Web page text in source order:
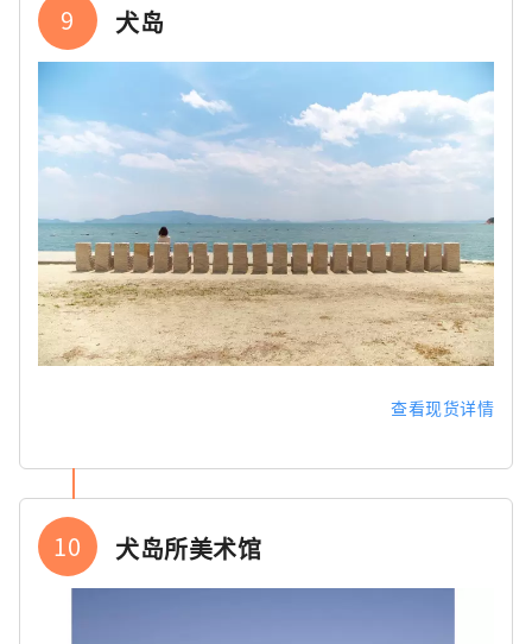
9 犬岛
查看现货详情
10 犬岛所美术馆